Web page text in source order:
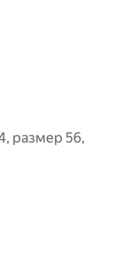
размер 56,